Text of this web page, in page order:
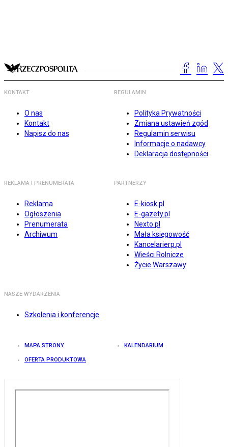
KONTAKT
O nas
Kontakt
Napisz do nas
REGULAMIN
Polityka Prywatności
Zmiana ustawień zgód
Regulamin serwisu
Informacje o nadawcy
Deklaracja dostępności
REKLAMA I PRENUMERATA
Reklama
Ogłoszenia
Prenumerata
Archiwum
PARTNERZY
E-kiosk.pl
E-gazety.pl
Nexto.pl
Mała księgowość
Kancelarierp.pl
Wieści Rolnicze
Życie Warszawy
NASZE WYDARZENIA
Szkolenia i konferencje
MAPA STRONY KALENDARIUM
OFERTA PRODUKTOWA